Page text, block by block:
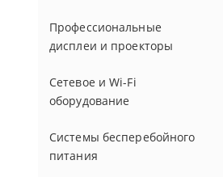
Профессиональные
дисплеи и проекторы
Сетевое и Wi-Fi
оборудование
Системы бесперебойного
питания